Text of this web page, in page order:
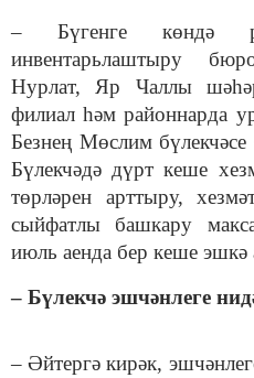
– Бүгенге көндә
инвентарьлаштыру
Нурлат, Яр Чаллы
филиал һәм районнарда
Безнең Мөслим
Бүлекчәдә дүрт кеше
төрләрен арттыру,
сыйфатлы башкару
июль аенда бер кеше
– Бүлекчә эшчәнлеге
– Әйтергә кирәк,